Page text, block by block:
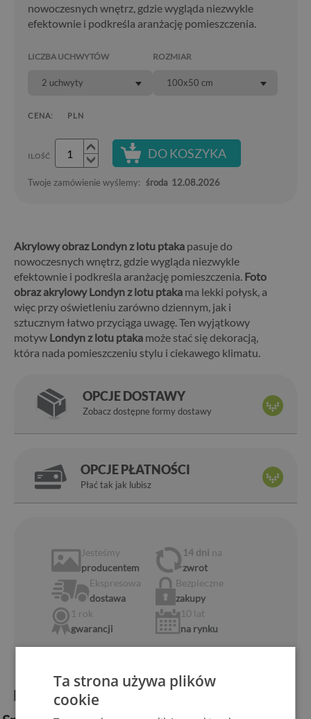
nowoczesnych wnętrz, gdzie wygląda niezwykle
efektownie i podkreśla aranżację pomieszczenia.
LICZBA UCHWYTÓW
2 uchwyty
ROZMIAR
100x50 cm
CENA: PLN
ILOŚĆ DO KOSZYKA
Twoje zamówienie wyślemy: środa 12.08.2026
Akrylowy obraz Londyn z lotu ptaka pasuje do
nowoczesnych wnętrz, gdzie wygląda niezwykle
efektownie i podkreśla aranżację pomieszczenia. Foto
obraz akrylowy Londyn z lotu ptaka ma lekki połysk, a
więc przy oświetleniu zarówno dziennym, jak i
sztucznym łatwo przyciąga uwagę. Ten wyjątkowy
motyw Londyn z lotu ptaka może stać się dekoracją,
która nada pomieszczeniu stylu i ciekawego klimatu.
OPCJE DOSTAWY
Zobacz dostępne formy dostawy
OPCJE PŁATNOŚCI
Płać tak jak lubisz
Jesteśmy
producentem
14 dni na
zwrot
Ekspresowa
dostawa
Bezpieczne
zakupy
1 rok
gwarancji
10 lat
na rynku
Informacje o produkcie:
Ta strona używa plików
cookie